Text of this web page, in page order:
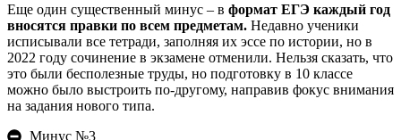
Еще один существенный минус – в формат ЕГЭ каждый год
вносятся правки по всем предметам. Недавно ученики
исписывали все тетради, заполняя их эссе по истории, но в
2022 году сочинение в экзамене отменили. Нельзя сказать, что
это были бесполезные труды, но подготовку в 10 классе
можно было выстроить по-другому, направив фокус внимания
на задания нового типа.
Минус №3